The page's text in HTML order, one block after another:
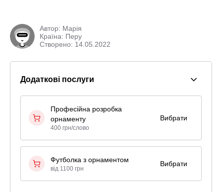
Автор: Марiя
Країна: Перу
Створено: 14.05.2022
Додаткові послуги
Професійна розробка
орнаменту
400 грн/слово
Вибрати
Футболка з орнаментом
від 1100 грн
Вибрати